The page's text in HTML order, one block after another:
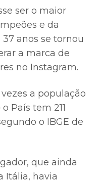
ser o maior
e da
anos se tornou
a marca de
no Instagram.
a população
País tem 211
o IBGE de
que ainda
Itália, havia